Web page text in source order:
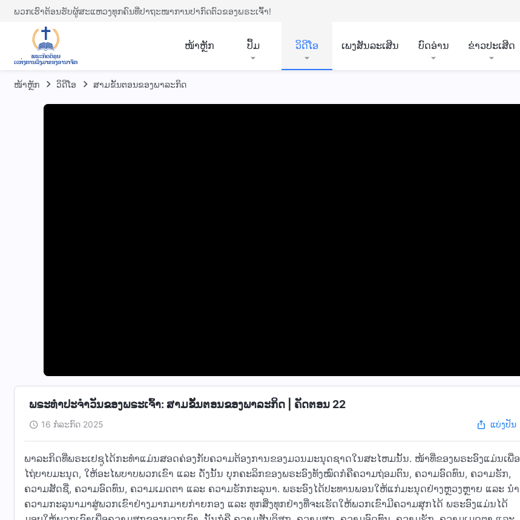
ພວກເຮົາຕ້ອນຮັບຜູ້ສະແຫວງທຸກຄົນທີ່ປາຖະໜາການປາກົດຕົວຂອງພຣະເຈົ້າ!
​ໜ້າຫຼັກ ປຶ້ມ ວິ​ດີ​ໂອ ເພງສັນລະເສີນ ບົດອ່ານ ຂ່າວປະເສີດ
ໜ້າຫຼັກ ​ວິ​ດີ​ໂອ ສາມຂັ້ນຕອນຂອງພາລະກິດ
ພຣະທຳປະຈຳວັນຂອງພຣະເຈົ້າ: ສາມຂັ້ນຕອນຂອງພາລະກິດ | ຄັດຕອນ 22
16 ກໍລະກົດ 2025 ແບ່ງປັນ
ພາລະກິດທີ່ພຣະເຢຊູໄດ້ກະທໍາແມ່ນສອດຄ່ອງກັບຄວາມຕ້ອງການຂອງມວນມະນຸດຊາດໃນສະໄຫມນັ້ນ. ໜ້າທີ່ຂອງພຣະອົງແມ່ນເພື່ອ
ໄຖ່ບາບມະນຸດ, ໃຫ້ອະໄພບາບພວກເຂົາ ແລະ ດັ່ງນັ້ນ ບຸກຄະລິກຂອງພຣະອົງທັງໝົດກໍຄືຄວາມຖ່ອມຕົນ, ຄວາມອົດທົນ, ຄວາມຮັກ,
ຄວາມສັດຊື່, ຄວາມອົດທົນ, ຄວາມເມດຕາ ແລະ ຄວາມຮັກກະລຸນາ. ພຣະອົງໄດ້ປະທານພອນໃຫ້ແກ່ມະນຸດຢ່າງຫຼວງຫຼາຍ ແລະ ນໍາ
ຄວາມກະລຸນາມາສູ່ພວກເຂົາຢ່າງມາກມາຍກ່າຍກອງ ແລະ ທຸກສິ່ງທຸກຢ່າງທີ່ຈະເຮັດໃຫ້ພວກເຂົາມີຄວາມສຸກໄດ້ ພຣະອົງແມ່ນໄດ້